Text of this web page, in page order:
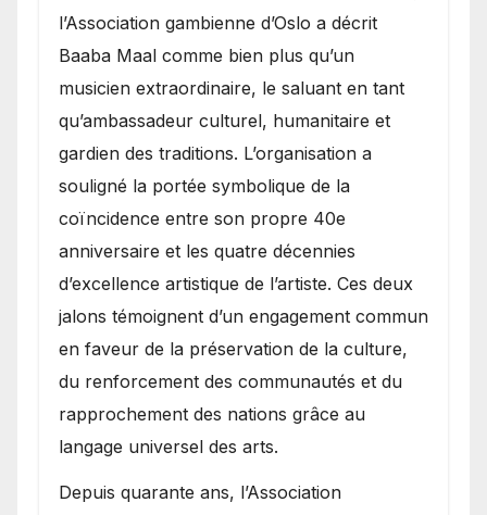
l’Association gambienne d’Oslo a décrit
Baaba Maal comme bien plus qu’un
musicien extraordinaire, le saluant en tant
qu’ambassadeur culturel, humanitaire et
gardien des traditions. L’organisation a
souligné la portée symbolique de la
coïncidence entre son propre 40e
anniversaire et les quatre décennies
d’excellence artistique de l’artiste. Ces deux
jalons témoignent d’un engagement commun
en faveur de la préservation de la culture,
du renforcement des communautés et du
rapprochement des nations grâce au
langage universel des arts.
​Depuis quarante ans, l’Association